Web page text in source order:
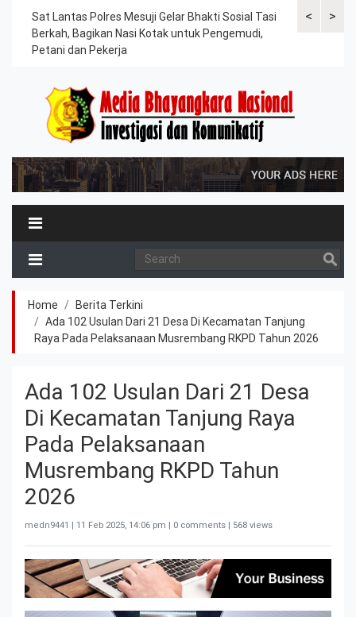
<
Sat Lantas Polres Mesuji Gelar Bhakti Sosial Tasi
Berkah, Bagikan Nasi Kotak untuk Pengemudi,
Petani dan Pekerja
Kapolres
>
Home
Berita Terkini
Ada 102 Usulan Dari 21 Desa Di Kecamatan Tanjung
Raya Pada Pelaksanaan Musrembang RKPD Tahun 2026
Ada 102 Usulan Dari 21 Desa
Di Kecamatan Tanjung Raya
Pada Pelaksanaan
Musrembang RKPD Tahun
2026
medn9441 | 11 Feb 2025, 14:06 pm | 0 comments | 568 views